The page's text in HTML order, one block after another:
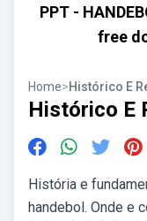
PPT -
free
Home>Histórico E
Histórico E
História e
handebol. Onde e